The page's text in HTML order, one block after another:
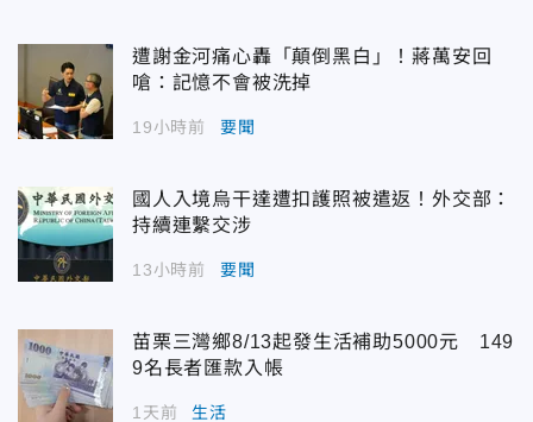
遭謝金河痛心轟「顛倒黑白」！蔣萬安回
嗆：記憶不會被洗掉
19小時前 要聞
國人入境烏干達遭扣護照被遣返！外交部：
持續連繫交涉
13小時前 要聞
苗栗三灣鄉8/13起發生活補助5000元 149
9名長者匯款入帳
1天前 生活